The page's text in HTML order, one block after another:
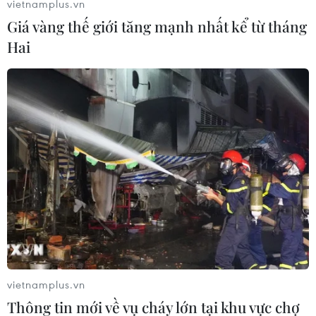
cư thiệt mạng tại vùng biển Yemen.
Italy giải cứu 245 người di
cư có nguy cơ lật thuyền
trên biển
Những người di cư vừa được Italy
giải cứu cho biết họ đến từ Syria,
Pakistan, Ai Cập và Bangladesh
và đã trả cho các đối tượng buôn
lậu từ 2.000-5.000 euro/người để
vượt biển.
Cùng ngày, Lực lượng Vệ binh Quốc gia Tunisia
thông báo đã ngăn chặn 17 âm mưu vượt Địa
Trung Hải để tới Italy.
vietnamplus.vn
Giá vàng thế giới tăng mạnh nhất kể từ tháng
Hai
vietnamplus.vn
Thông tin mới về vụ cháy lớn tại khu vực chợ